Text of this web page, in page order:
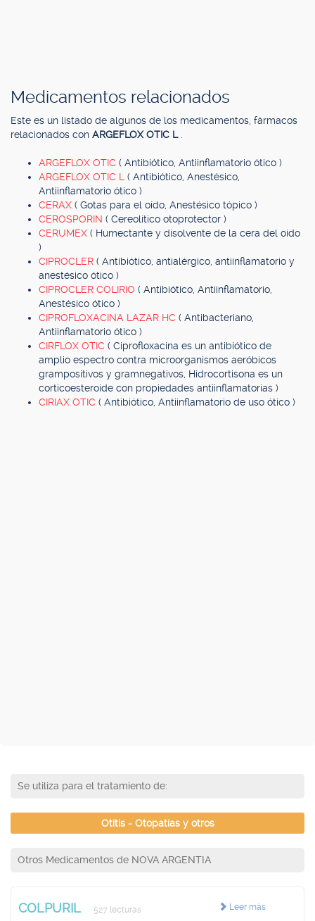
Medicamentos relacionados
Este es un listado de algunos de los medicamentos, fármacos
relacionados con ARGEFLOX OTIC L
ARGEFLOX OTIC ( Antibiótico, Antiinflamatorio ótico )
ARGEFLOX OTIC L ( Antibiótico, Anestésico,
Antiinflamatorio ótico )
CERAX ( Gotas para el oído, Anestésico tópico )
CEROSPORIN ( Cereolítico otoprotector )
CERUMEX ( Humectante y disolvente de la cera del oído
)
CIPROCLER ( Antibiótico, antialérgico, antiinflamatorio y
anestésico ótico )
CIPROCLER COLIRIO ( Antibiótico, Antiinflamatorio,
Anestésico ótico )
CIPROFLOXACINA LAZAR HC ( Antibacteriano,
Antiinflamatorio ótico )
CIRFLOX OTIC ( Ciprofloxacina es un antibiótico de
amplio espectro contra microorganismos aeróbicos
grampositivos y gramnegativos, Hidrocortisona es un
corticoesteroide con propiedades antiinflamatorias )
CIRIAX OTIC ( Antibiótico, Antiinflamatorio de uso ótico )
Se utiliza para el tratamiento de:
Otitis - Otopatías y otros
Otros Medicamentos de NOVA ARGENTIA
Leer más
COLPURIL 527 lecturas